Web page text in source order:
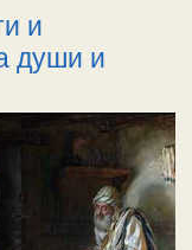
и
души и